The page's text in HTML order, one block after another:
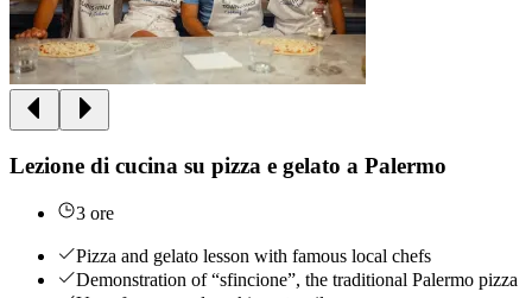
Lezione di cucina su pizza e gelato a Palermo
3 ore
Pizza and gelato lesson with famous local chefs
Demonstration of “sfincione”, the traditional Palermo pizza